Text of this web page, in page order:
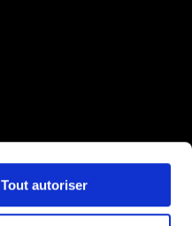
Tout autoriser